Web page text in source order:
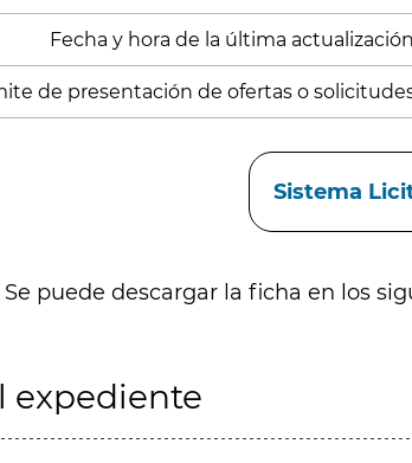
Fecha y hora de la última
de presentación de ofertas o
Sistema
Se puede descargar la ficha en los
expediente